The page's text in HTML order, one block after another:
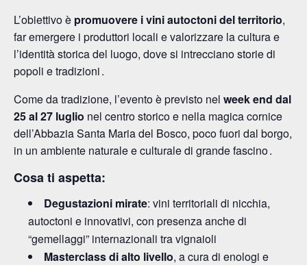
L’obiettivo è promuovere i vini autoctoni del territorio,
far emergere i produttori locali e valorizzare la cultura e
l’identità storica del luogo, dove si intrecciano storie di
popoli e tradizioni .
Come da tradizione, l’evento è previsto nel week end dal
25 al 27 luglio nel centro storico e nella magica cornice
dell’Abbazia Santa Maria del Bosco, poco fuori dal borgo,
in un ambiente naturale e culturale di grande fascino .
Cosa ti aspetta:
Degustazioni mirate: vini territoriali di nicchia,
autoctoni e innovativi, con presenza anche di
“gemellaggi” internazionali tra vignaioli
Masterclass di alto livello, a cura di enologi e